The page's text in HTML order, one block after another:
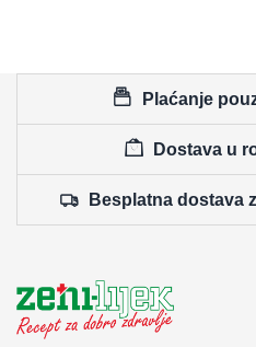
Plaćanje
Dostava u
Besplatna dostava